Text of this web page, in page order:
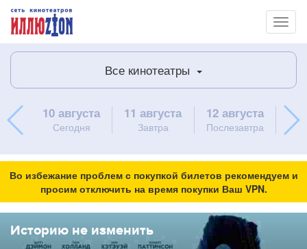
Все кинотеатры
10 августа
Сегодня
11 августа
Завтра
12 августа
Послезавтра
13
Во избежание проблем с покупкой билетов рекомендуем и
просим отключить на время покупки Ваш VPN.
Историю не изменить